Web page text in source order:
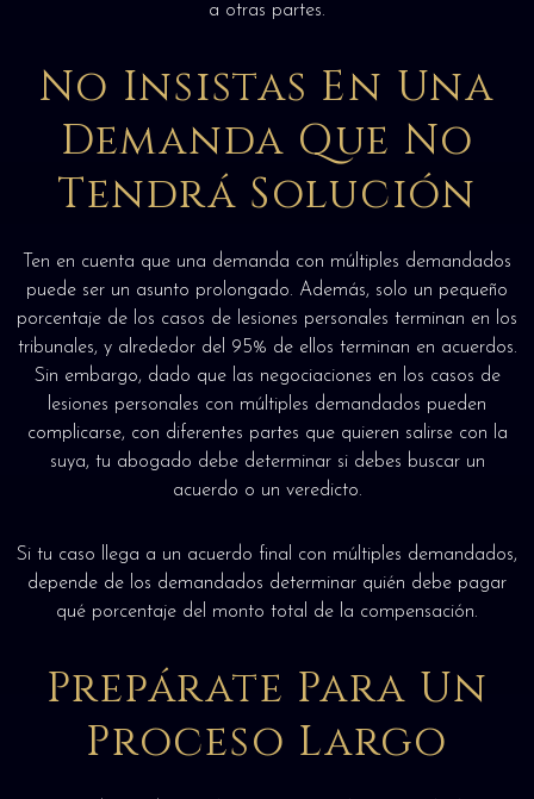
a otras partes.
No Insistas En Una
Demanda Que No
Tendrá Solución
Ten en cuenta que una demanda con múltiples demandados
puede ser un asunto prolongado. Además, solo un pequeño
porcentaje de los casos de lesiones personales terminan en los
tribunales, y alrededor del 95% de ellos terminan en acuerdos.
Sin embargo, dado que las negociaciones en los casos de
lesiones personales con múltiples demandados pueden
complicarse, con diferentes partes que quieren salirse con la
suya, tu abogado debe determinar si debes buscar un
acuerdo o un veredicto.
Si tu caso llega a un acuerdo final con múltiples demandados,
depende de los demandados determinar quién debe pagar
qué porcentaje del monto total de la compensación.
Prepárate Para Un
Proceso Largo